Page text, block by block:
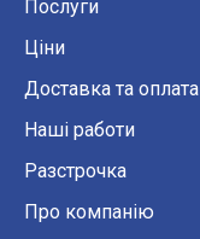
Послуги
Ціни
Доставка та оплата
Наші работи
Разстрочка
Про компанію